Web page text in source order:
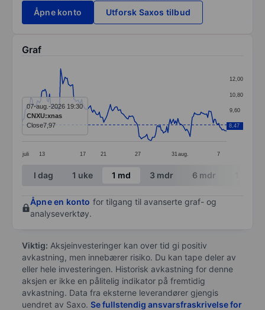
Åpne konto
Utforsk Saxos tilbud
Graf
Line chart with 186 data points.
The chart has 1 X axis displaying categories.
The chart has 1 Y axis displaying values. Data ranges
juli 13 17 21 27 31 aug. 7
8,40
9,60
10,80
12,00
8,47
07-aug.-2026 19:30
CNXU:xnas
Close7,97
End of interactive chart.
I dag 1 uke 1 md 3 mdr 6 mdr
Åpne en konto for tilgang til avanserte graf- og
analyseverktøy.
Viktig: Aksjeinvesteringer kan over tid gi positiv
avkastning, men innebærer risiko. Du kan tape deler av
eller hele investeringen. Historisk avkastning for denne
aksjen er ikke en pålitelig indikator på fremtidig
avkastning. Data fra eksterne leverandører gjengis
uendret av Saxo. Se fullstendig ansvarsfraskrivelse for